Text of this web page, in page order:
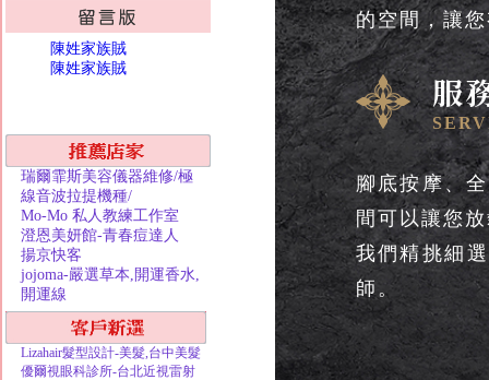
陳姓家族賊
陳姓家族賊
瑞爾霏斯美容儀器維修/極
線音波拉提機種/
Mo-Mo 私人教練工作室
澄恩美妍館-青春痘達人
揚京快客
jojoma-嚴選草本,開運香水,
開運線
Lizahair髮型設計-美髮,台中美髮
優爾視眼科診所-台北近視雷射
的空間，讓
服
腳底按摩、
間可以讓您
我們精挑細
師。